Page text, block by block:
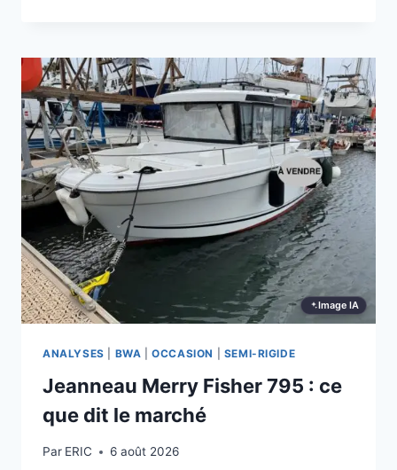
CE
QUE
DIT
LE
MARCHÉ
Image IA
ANALYSES BWA |OCCASION SEMI-RIGIDE
Jeanneau Merry Fisher 795 : ce
que dit le marché
Par ERIC 6 août 2026